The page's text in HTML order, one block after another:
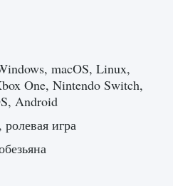
macOS, Linux,
One, Nintendo Switch,
Android
игра